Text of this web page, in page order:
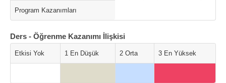
Program Kazanımları
Ders - Öğrenme Kazanımı İlişkisi
Etkisi Yok 1 En Düşük 2 Orta 3 En Yüksek